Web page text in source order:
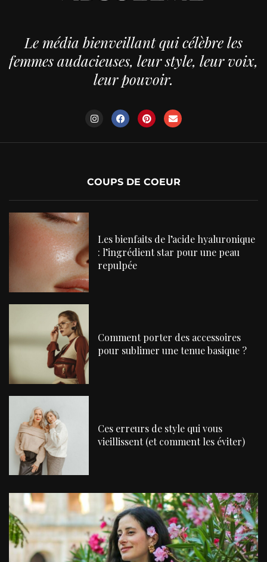
Le média bienveillant qui célèbre les
femmes audacieuses, leur style, leur voix,
leur pouvoir.
COUPS DE COEUR
Les bienfaits de l’acide hyaluronique
: l’ingrédient star pour une peau
repulpée
Comment porter des accessoires
pour sublimer une tenue basique ?
Ces erreurs de style qui vous
vieillissent (et comment les éviter)